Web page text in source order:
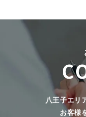
八王子エリ
お客様